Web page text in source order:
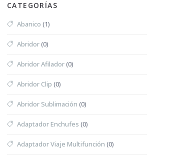
CATEGORÍAS
Abanico (1)
Abridor(0)
Abridor Afilador(0)
Abridor Clip (0)
Abridor Sublimación (0)
Adaptador Enchufes (0)
Adaptador Viaje Multifunción (0)